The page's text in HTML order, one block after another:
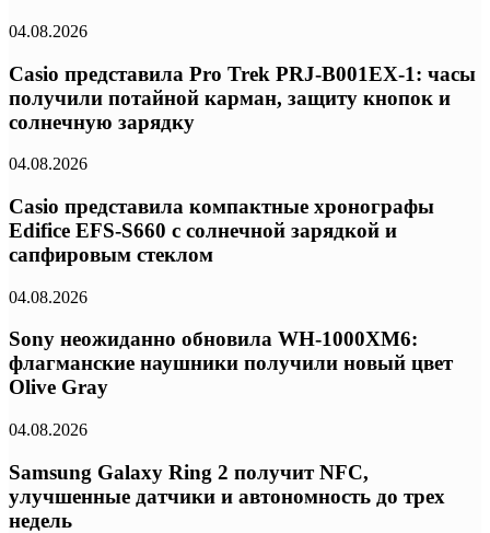
04.08.2026
Casio представила Pro Trek PRJ-B001EX-1: часы
получили потайной карман, защиту кнопок и
солнечную зарядку
04.08.2026
Casio представила компактные хронографы
Edifice EFS-S660 с солнечной зарядкой и
сапфировым стеклом
04.08.2026
Sony неожиданно обновила WH-1000XM6:
флагманские наушники получили новый цвет
Olive Gray
04.08.2026
Samsung Galaxy Ring 2 получит NFC,
улучшенные датчики и автономность до трех
недель